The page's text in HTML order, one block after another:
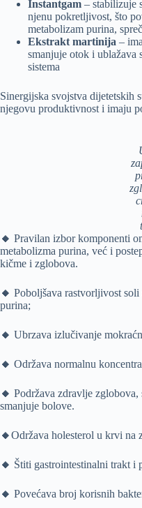
Instantgam – stabilizuje
njenu pokretljivost, što
metabolizam purina,
Ekstrakt martinija –
smanjuje otok i ublažava
sistema
Sinergijska svojstva dijetetskih
njegovu produktivnost i imaju
🔸 Pravilan izbor komponenti
metabolizma purina, već i
kičme i zglobova.
🔸 Poboljšava rastvorljivost
purina;
🔸 Ubrzava izlučivanje
🔸 Održava normalnu
🔸 Podržava zdravlje
smanjuje bolove.
🔸Održava holesterol u krvi na
🔸 Štiti gastrointestinalni trakt i
🔸 Povećava broj korisnih